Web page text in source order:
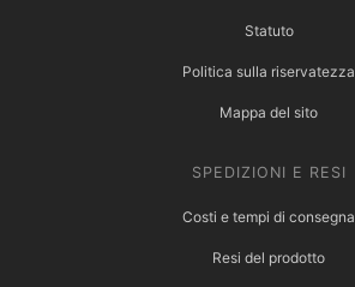
Statuto
Politica sulla riservatezza
Mappa del sito
SPEDIZIONI E RESI
Costi e tempi di consegna
Resi del prodotto